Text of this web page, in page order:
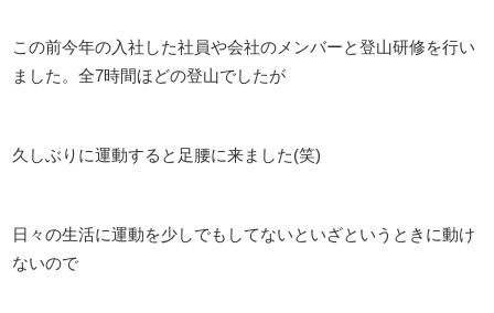
この前今年の入社した社員や会社のメンバーと登山研修を行い
ました。全7時間ほどの登山でしたが
久しぶりに運動すると足腰に来ました(笑)
日々の生活に運動を少しでもしてないといざというときに動け
ないので